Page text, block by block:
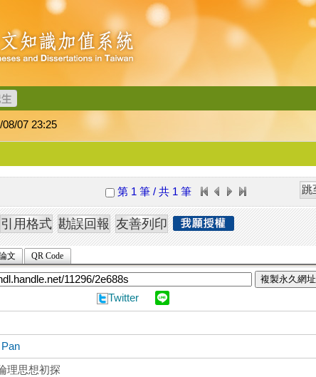
07 23:25
第 1 筆 / 共 1 筆
文 QR Code
複製永久網址
Twitter
理思想初探